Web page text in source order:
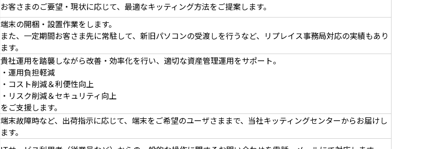
お客さまのご要望・現状に応じて、最適なキッティング方法をご提案します。
端末の開梱・設置作業をします。
また、一定期間お客さま先に常駐して、新旧パソコンの受渡しを行うなど、リプレイス事務局対応の実績もあり
ます。
貴社運用を踏襲しながら改善・効率化を行い、適切な資産管理運用をサポート。
・運用負担軽減
・コスト削減＆利便性向上
・リスク削減＆セキュリティ向上
をご支援します。
端末故障時など、出荷指示に応じて、端末をご希望のユーザさままで、当社キッティングセンターからお届けし
ます。